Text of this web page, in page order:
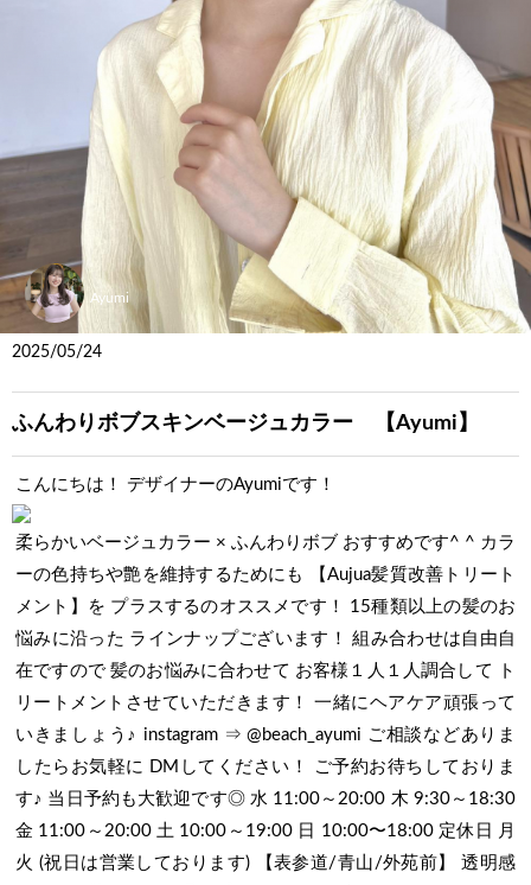
Ayumi
2025/05/24
ふんわりボブスキンベージュカラー 【Ayumi】
こんにちは！ デザイナーのAyumiです！
柔らかいベージュカラー × ふんわりボブ おすすめです^ ^ カラ
ーの色持ちや艶を維持するためにも 【Aujua髪質改善トリート
メント】を プラスするのオススメです！ 15種類以上の髪のお
悩みに沿った ラインナップございます！ 組み合わせは自由自
在ですので 髪のお悩みに合わせて お客様１人１人調合して ト
リートメントさせていただきます！ 一緒にヘアケア頑張って
いきましょう♪ instagram ⇒ @beach_ayumi ご相談などありま
したらお気軽に DMしてください！ ご予約お待ちしておりま
す♪ 当日予約も大歓迎です◎ 水 11:00～20:00 木 9:30～18:30
金 11:00～20:00 土 10:00～19:00 日 10:00〜18:00 定休日 月
火 (祝日は営業しております) 【表参道/青山/外苑前】 透明感